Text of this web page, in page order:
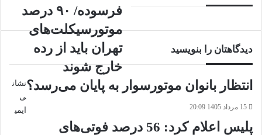
ایران
شد
ملی
برای
تعویض
موتورسیکلت‌های
فرسوده/
۹۰
موتورسیکلت‌های
از
فرسوده/ ۹۰ درصد
موتورسیکلت‌های
تهران باید از رده
خارج شوند
انتظار بانوان موتورسوار به پایان می‌رسد؟
15 مرداد 1405 20:09
پلیس اعلام کرد: 56 درصد فوتی‌های
دیدگاهتان را بنویسید
نشان
ی
ایمی